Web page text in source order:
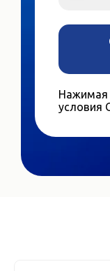
Нажимая
условия